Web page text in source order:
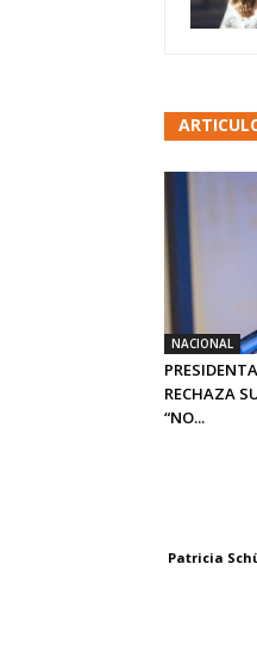
NACIONAL
RECHAZA
“NO...
Patricia